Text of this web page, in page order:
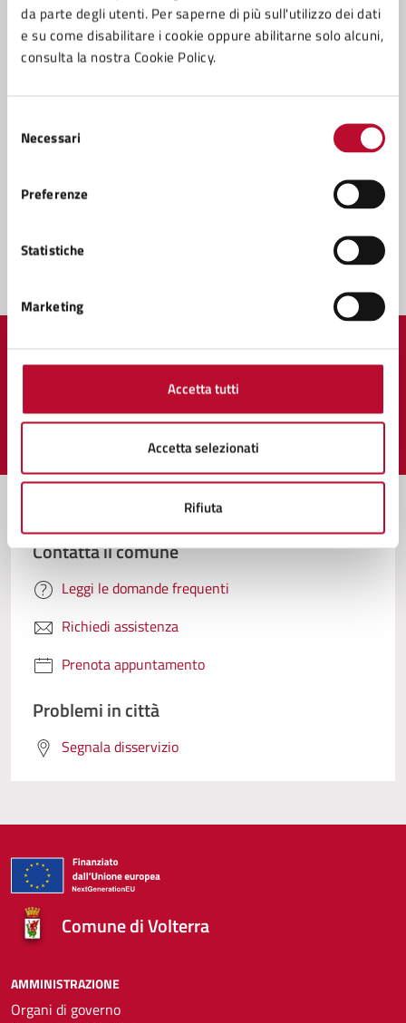
da parte degli utenti. Per saperne di più sull'utilizzo dei dati
e su come disabilitare i cookie oppure abilitarne solo alcuni,
consulta la nostra Cookie Policy.
delNecessari
Preferenze
Statistiche
Marketing
Accetta tutti
Accetta selezionati
Rifiuta
Conferenza Zonale per l’Educazione e l’Istruzione
della Zona Val di Cecina
Servizio Cultura
Quanto sono chiare le informazioni su questa
Valuta 5 stelle su 5
Valuta 4 stelle su 5
Valuta 3 stelle su 5
Valuta 2 stelle su 5
Contatta il comune
Leggi le domande frequenti
Richiedi assistenza
Prenota appuntamento
Problemi in città
Segnala disservizio
Comune di Volterra
AMMINISTRAZIONE
Organi di governo